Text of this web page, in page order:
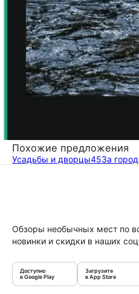
Похожие предложения
Усадьбы и дворцы45За
Обзоры необычных мест по
новинки и скидки в наших
Доступно
в Google Play
Загрузите
в App Store